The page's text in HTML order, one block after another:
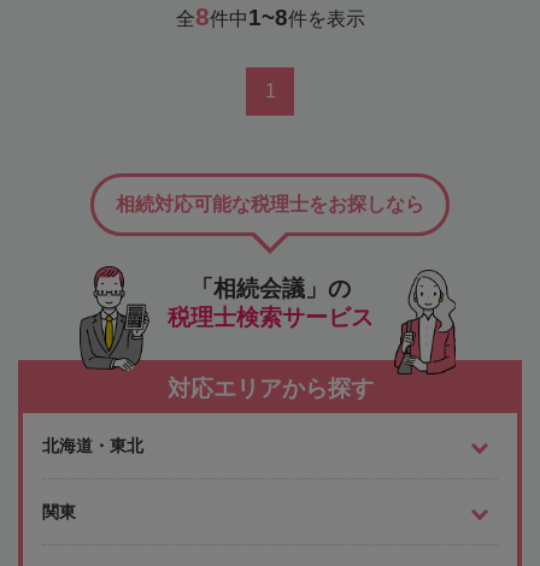
全8件中1~8件を表示
1
「相続会議」の
税理士検索サービス
相続対応可能な税理士をお探しなら
対応エリアから探す
北海道・東北
関東